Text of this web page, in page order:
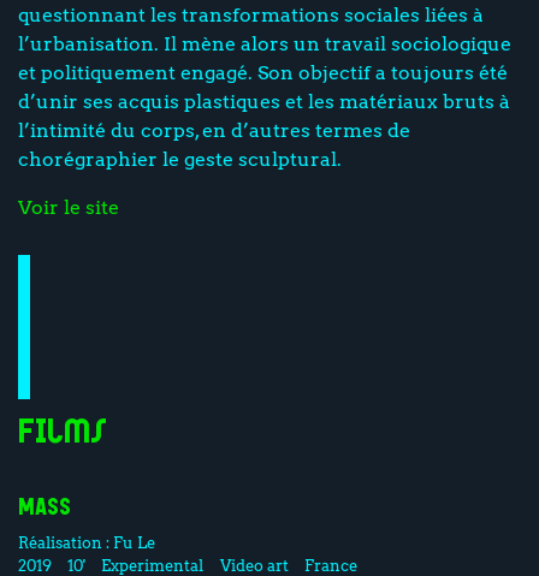
questionnant les transformations sociales liées à
l’urbanisation. Il mène alors un travail sociologique
et politiquement engagé. Son objectif a toujours été
d’unir ses acquis plastiques et les matériaux bruts à
l’intimité du corps, en d’autres termes de
chorégraphier le geste sculptural.
Voir le site
Films
MASS
Réalisation : Fu Le
2019
10' Experimental Video art France